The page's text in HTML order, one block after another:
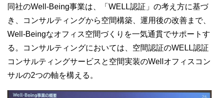
同社のWell-Being事業は、「 WELL認証」の考え方に基づ
き、コンサルティングから空間構築、運用後の改善まで、
Well-Beingなオフィス空間づくりを一気通貫でサポートす
る。コンサルティングにおいては、空間認証のWELL認証
コンサルティングサービスと空間実装のWell オフィスコン
サルの2つの軸を構える。